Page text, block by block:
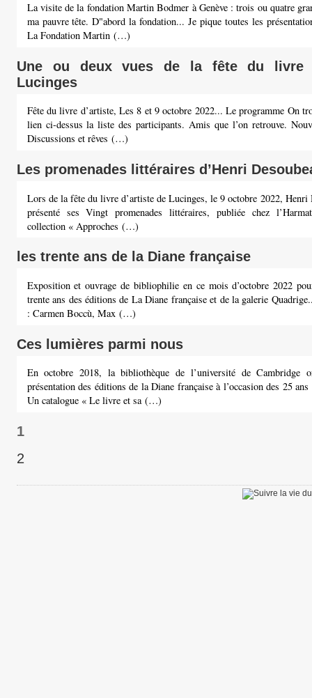
La visite de la fondation Martin Bodmer à Genève : trois ou quatre
ma pauvre tête. D"abord la fondation... Je pique toutes les
La Fondation Martin (…)
Une ou deux vues de la fête du livre
Lucinges
Fête du livre d’artiste, Les 8 et 9 octobre 2022... Le programme On
lien ci-dessus la liste des participants. Amis que l’on retrouve.
Discussions et rêves (…)
Les promenades littéraires d’Henri
Lors de la fête du livre d’artiste de Lucinges, le 9 octobre 2022, Henri
présenté ses Vingt promenades littéraires, publiée chez
collection « Approches (…)
les trente ans de la Diane française
Exposition et ouvrage de bibliophilie en ce mois d’octobre 2022
trente ans des éditions de La Diane française et de la galerie
: Carmen Boccù, Max (…)
Ces lumières parmi nous
En octobre 2018, la bibliothèque de l’université de Cambridge
présentation des éditions de la Diane française à l’occasion des 25
Un catalogue « Le livre et sa (…)
1
2